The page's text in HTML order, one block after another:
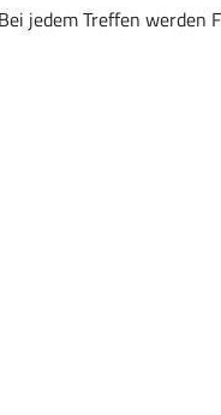
jedem Treffen werden